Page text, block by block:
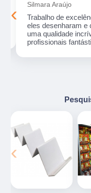
Silmara Araújo
Trabalho de
eles desenharam e
uma qualidade
profissionais
‹
‹